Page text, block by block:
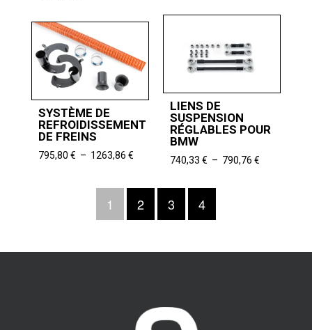
prix :
LIENS DE
SUSPENSION
RÉGLABLES POUR
BMW
740,33 € – 790,76 €Plage
SYSTÈME DE
REFROIDISSEMENT
DE FREINS
795,80 € – 1263,86 €Plage
à
1 2 3 4